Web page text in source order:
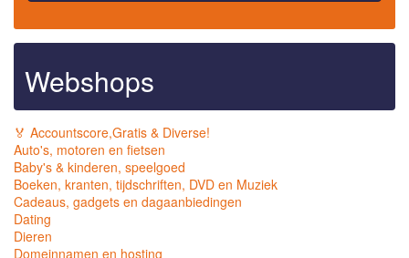
Webshops
🏅 Accountscore,Gratis & Diverse!
Auto's, motoren en fietsen
Baby's & kinderen, speelgoed
Boeken, kranten, tijdschriften, DVD en Muziek
Cadeaus, gadgets en dagaanbiedingen
Dating
Dieren
Domeinnamen en hosting